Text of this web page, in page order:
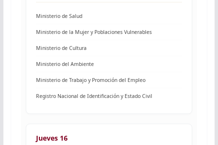
Ministerio de Salud
Ministerio de la Mujer y Poblaciones Vulnerables
Ministerio de Cultura
Ministerio del Ambiente
Ministerio de Trabajo y Promoción del Empleo
Registro Nacional de Identificación y Estado Civil
Jueves 16